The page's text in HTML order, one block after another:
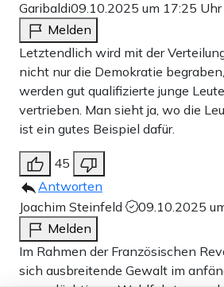
Garibaldi09.10.2025 um 17:25 Uhr
Melden
Letztendlich wird mit der
nicht nur die Demokratie
werden gut qualifizierte junge
vertrieben. Man sieht ja, wo die
ist ein gutes Beispiel dafür.
45
Antworten
Joachim Steinfeld
09.10.2025
Melden
Im Rahmen der Französischen
sich ausbreitende Gewalt im